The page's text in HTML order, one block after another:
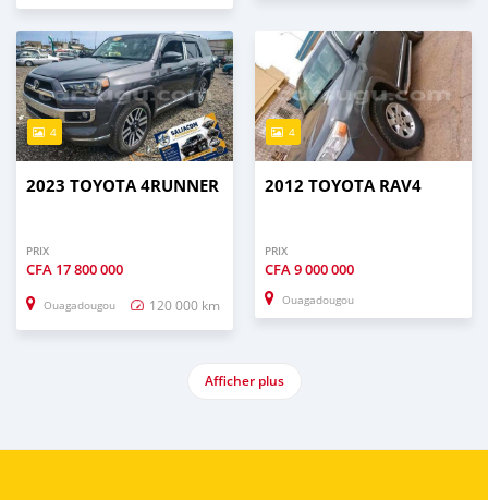
4
2023 TOYOTA 4RUNNER
PRIX
CFA 17 800 000
Ouagadougou 120 000 km
4
2012 TOYOTA RAV4
PRIX
CFA9 000 000
Ouagadougou
Afficher plus